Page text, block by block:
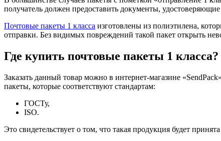
получатель должен предоставить документы,
Почтовые пакеты 1 класса изготовлены из полиэтилена,
отправки. Без видимых повреждений такой пакет открыть
Где купить почтовые пакеты 1 класса?
Заказать данный товар можно в интернет-магазине
пакеты, которые соответствуют стандартам:
ГОСТу,
ISO.
Это свидетельствует о том, что такая продукция будет